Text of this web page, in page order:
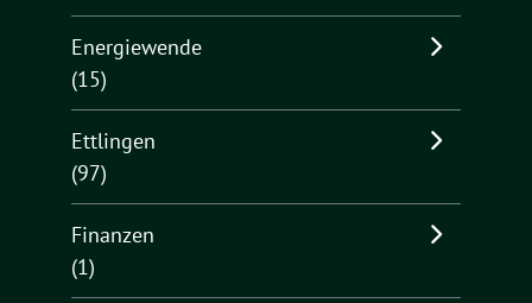
Energiewende
(15)
Ettlingen
(97)
Finanzen
(1)